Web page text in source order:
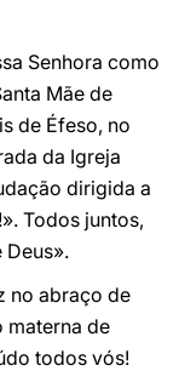
Senhora como
Mãe de
de Éfeso, no
da Igreja
dirigida a
Todos juntos,
Deus».
no abraço de
materna de
todos vós!